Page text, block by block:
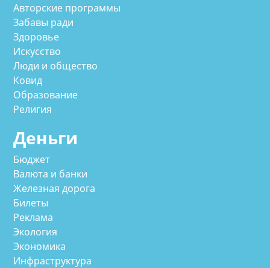
Авторские программы
Забавы ради
Здоровье
Искусство
Люди и общество
Ковид
Образование
Религия
Деньги
Бюджет
Валюта и банки
Железная дорога
Билеты
Реклама
Экология
Экономика
Инфраструктура